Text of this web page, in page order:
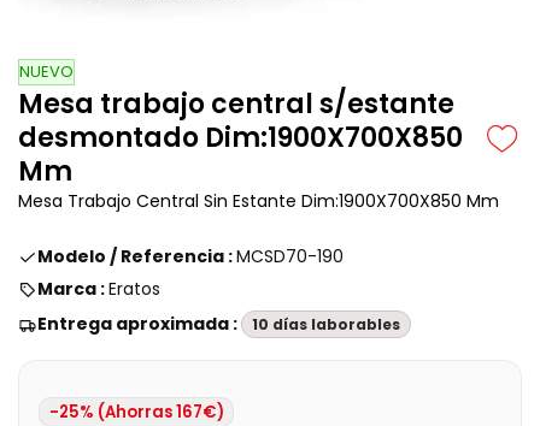
NUEVO
Mesa trabajo central s/estante
desmontado Dim:1900X700X850
Mm
Mesa Trabajo Central Sin Estante Dim:1900X700X850 Mm
Modelo / Referencia :MCSD70-190
Marca :Eratos
Entrega aproximada :
10 días laborables
-25% (Ahorras 167€)